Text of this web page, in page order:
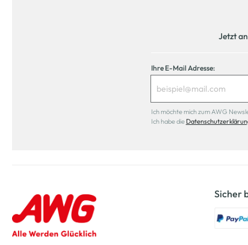
Jetzt
Ihre E-Mail Adresse:
Ich möchte mich zum AWG
Ich habe die
Sicher